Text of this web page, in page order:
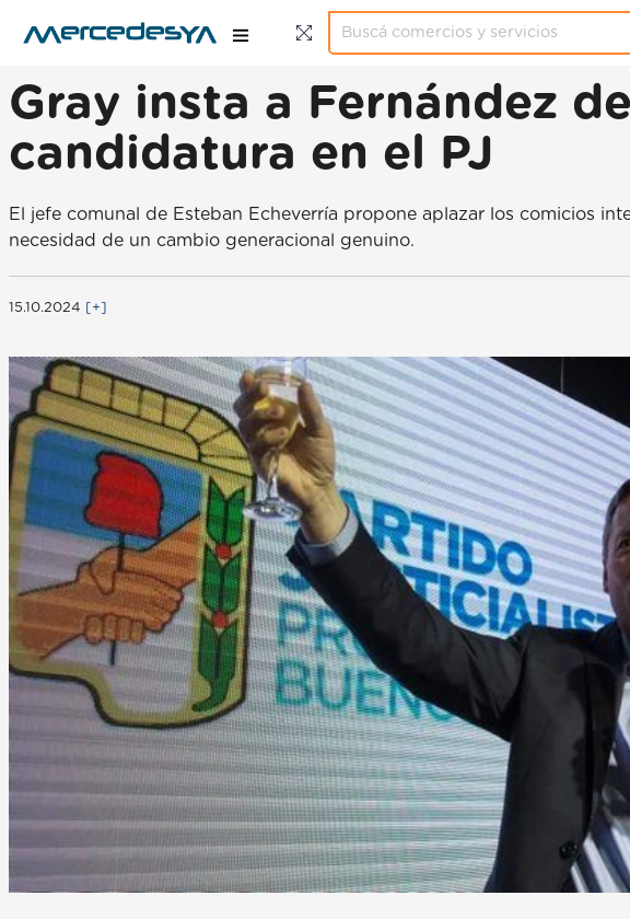
Gray insta a Fernández
candidatura en el PJ
El jefe comunal de Esteban Echeverría propone aplazar los comicios
necesidad de un cambio generacional genuino.
15.10.2024 [+]